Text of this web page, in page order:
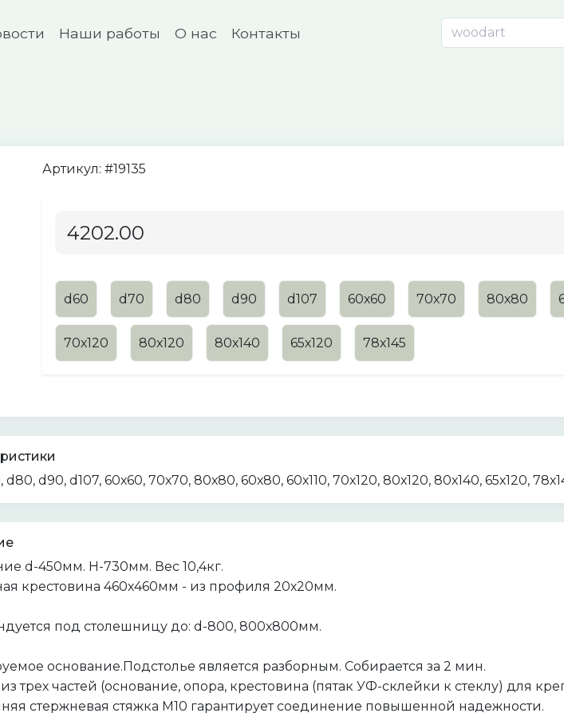
Наши работы О нас Контакты
Артикул: #19135
4202.00
d60 d70 d80 d90 d107 60х60 70х70 80х80
70х120 80х120 80х140 65х120 78х145
d90, d107, 60х60, 70х70, 80х80, 60х80, 60х110, 70х120, 80х120, 80х140, 65х120,
d-450мм. H-730мм. Вес 10,4кг.
крестовина 460х460мм - из профиля 20х20мм.
под столешницу до: d-800, 800х800мм.
основание.Подстолье является разборным. Собирается за 2 мин.
из трех частей (основание, опора, крестовина (пятак УФ-склейки к стеклу) для
стержневая стяжка М10 гарантирует соединение повышенной надежности.